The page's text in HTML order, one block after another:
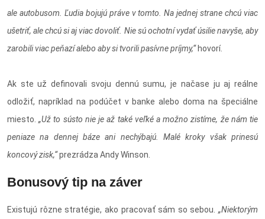
ale autobusom. Ľudia bojujú práve v tomto. Na jednej strane chcú viac
ušetriť, ale chcú si aj viac dovoliť. Nie sú ochotní vydať úsilie navyše, aby
zarobili viac peňazí alebo aby si tvorili pasívne príjmy,“hovorí.
Ak ste už definovali svoju dennú sumu, je načase ju aj reálne
odložiť, napríklad na podúčet v banke alebo doma na špeciálne
miesto.„Už to sústo nie je až také veľké a možno zistíme, že nám tie
peniaze na dennej báze ani nechýbajú. Malé kroky však prinesú
koncový zisk,“prezrádza Andy Winson.
Bonusový tip na záver
Existujú rôzne stratégie, ako pracovať sám so sebou. „Niektorým